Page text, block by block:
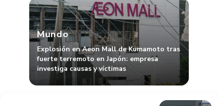
Mundo
Explosión en Aeon Mall de Kumamoto tras
fuerte terremoto en Japón: empresa
investiga causas y víctimas